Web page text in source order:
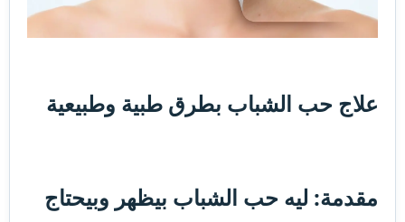
علاج حب الشباب بطرق طبية وطبيعية​
مقدمة: ليه حب الشباب بيظهر وبيحتاج